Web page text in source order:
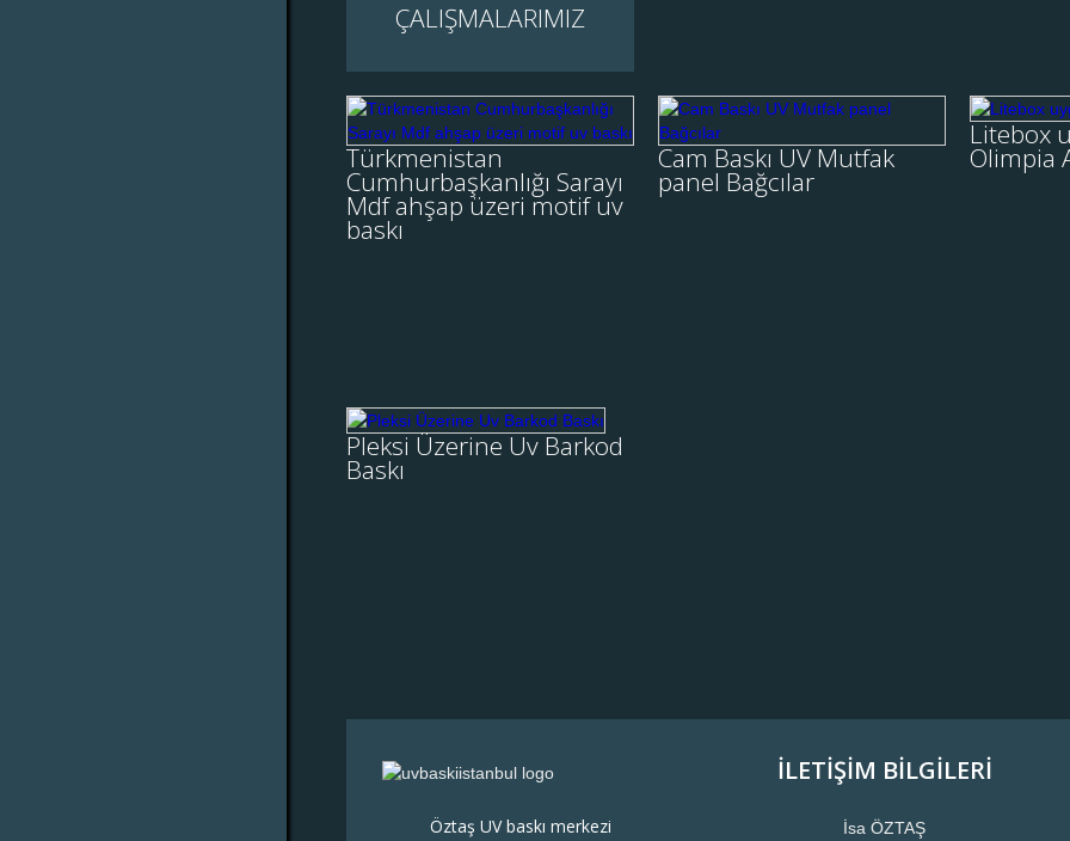
ÇALIŞMALARIMIZ
Türkmenistan
Cumhurbaşkanlığı Sarayı
Mdf ahşap üzeri motif uv
baskı
Türkmenistan
Cumhurbaşkanlığı
Sarayı Mdf ahşap
üzeri motif uv baskı
Cam Baskı UV Mutfak
panel Bağcılar
Cam Baskı UV Mutfak
panel Bağcılar
Cam Baskı Mutfak panel
Litebox
Olimpia
Pleksi Üzerine Uv Barkod
Baskı
Pleksi Üzerine Uv
Öztaş UV baskı merkezi
İLETİŞİM BİLGİLERİ
İsa ÖZTAŞ